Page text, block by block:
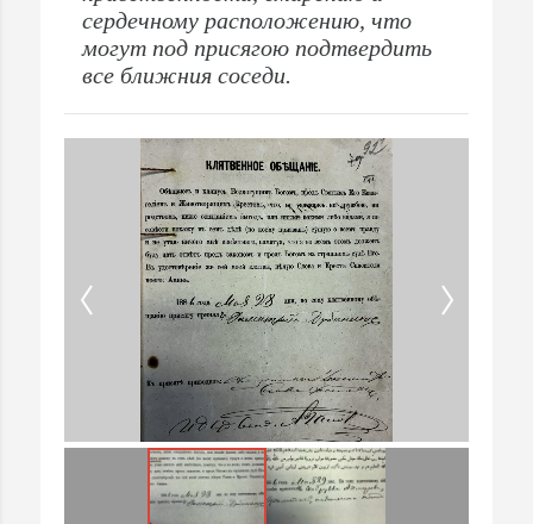
сердечному расположению, что
могут под присягою подтвердить
все ближния соседи.